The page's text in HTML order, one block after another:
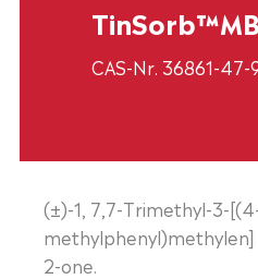
CAS-Nr. 36861-47-
(±)-1, 7,7-Trimethyl-3-
methylphenyl)methylen]
2-one.